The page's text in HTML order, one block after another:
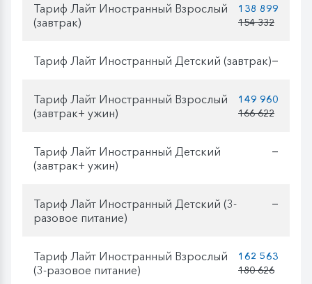
Тариф Лайт Иностранный Взрослый
(завтрак)
138 899
154 332
Тариф Лайт Иностранный Детский (завтрак)—
Тариф Лайт Иностранный Взрослый
(завтрак+ ужин)
149 960
166 622
Тариф Лайт Иностранный Детский
(завтрак+ ужин)
—
Тариф Лайт Иностранный Детский (3-
разовое питание)
—
Тариф Лайт Иностранный Взрослый
(3-разовое питание)
162 563
180 626